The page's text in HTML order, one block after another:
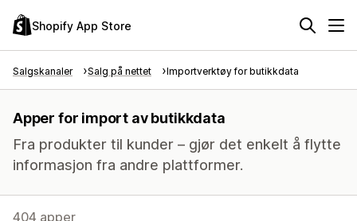
Shopify App Store
Salgskanaler Salg på nettet Importverktøy for butikkdata
Apper for import av butikkdata
Fra produkter til kunder – gjør det enkelt å flytte
informasjon fra andre plattformer.
404 apper